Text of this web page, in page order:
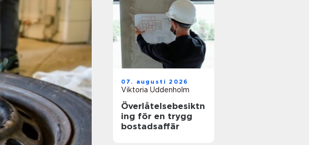
07. augusti 2026
Viktoria Uddenholm
Överlåtelsebesiktn
ing för en trygg
bostadsaffär